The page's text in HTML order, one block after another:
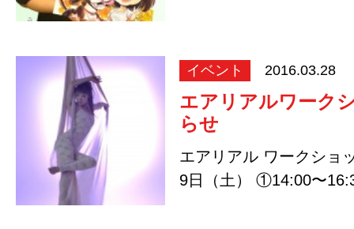
イベント 2016.03.28
エアリアルワーク
らせ
エアリアル ワークショ
9日（土） ①14:00〜